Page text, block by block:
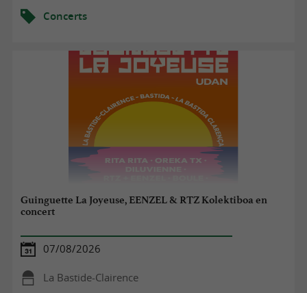
Concerts
Guinguette La Joyeuse, EENZEL & RTZ Kolektiboa en
concert
07/08/2026
La Bastide-Clairence